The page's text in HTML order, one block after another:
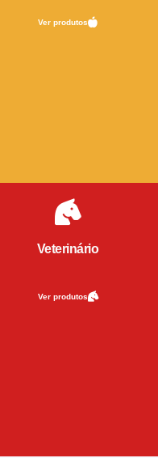
Ver produtos
Veterinário
Ver produtos